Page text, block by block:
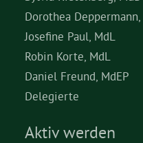
Dorothea Deppermann,
Josefine Paul, MdL
Robin Korte, MdL
Daniel Freund, MdEP
Delegierte
Aktiv werden